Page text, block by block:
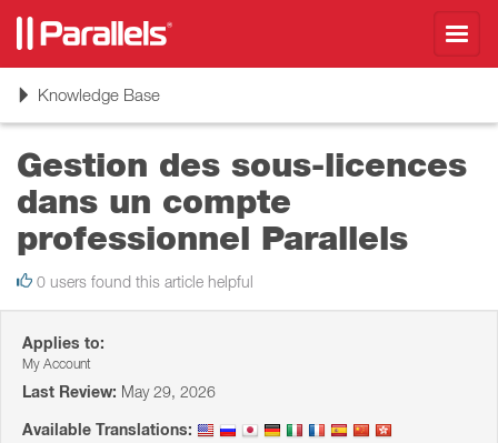
ToggleKnowledge Base
Gestion des sous-licences
dans un compte
professionnel Parallels
0 users found this article helpful
Applies to:
My Account
Last Review: May 29, 2026
Available Translations: